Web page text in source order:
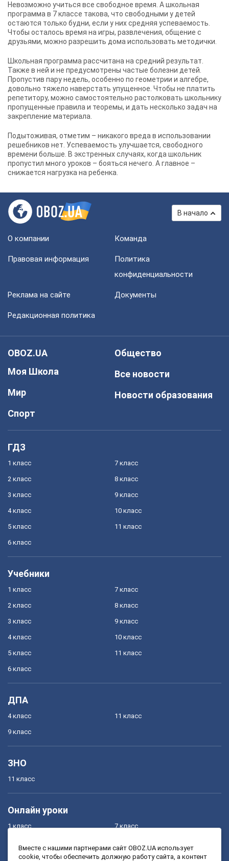
Невозможно учиться все свободное время. А школьная
программа в 7 классе такова, что свободными у детей
остаются только будни, если у них средняя успеваемость.
Чтобы осталось время на игры, развлечения, общение с
друзьями, можно разрешить дома использовать методички.
Школьная программа рассчитана на средний результат.
Также в ней и не предусмотрены частые болезни детей.
Пропустив пару недель, особенно по геометрии и алгебре,
довольно тяжело наверстать упущенное. Чтобы не платить
репетитору, можно самостоятельно растолковать школьнику
пропущенные правила и теоремы, и дать несколько задач на
закрепление материала.
Подытоживая, отметим – никакого вреда в использовании
решебников нет. Успеваемость улучшается, свободного
времени больше. В экстренных случаях, когда школьник
пропустил много уроков – бояться нечего. А главное –
снижается нагрузка на ребенка.
В начало
О компании Команда
Правовая информация
Политика
конфиденциальности
Реклама на сайте Документы
Редакционная политика
OBOZ.UA
Моя Школа
Мир
Спорт
Общество
Все новости
Новости образования
ГДЗ
1 класс
2 класс
3 класс
4 класс
5 класс
6 класс
7 класс
8 класс
9 класс
10 класс
11 класс
Учебники
1 класс
2 класс
3 класс
4 класс
5 класс
6 класс
7 класс
8 класс
9 класс
10 класс
11 класс
ДПА
4 класс
9 класс
11 класс
ЗНО
11 класс
Онлайн уроки
1 класс
3 класс
7 класс
9 класс
Вместе с нашими партнерами сайт OBOZ.UA использует
cookie, чтобы обеспечить должную работу сайта, а контент